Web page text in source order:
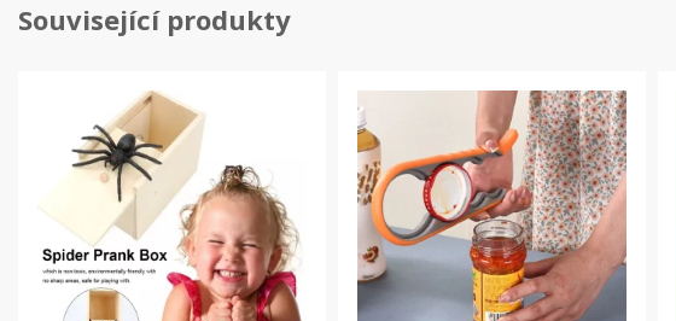
Související produkty